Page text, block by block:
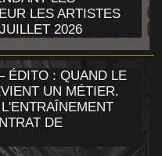
LES ARTISTES
2026
ÉDITO : QUAND LE
UN MÉTIER.
DE